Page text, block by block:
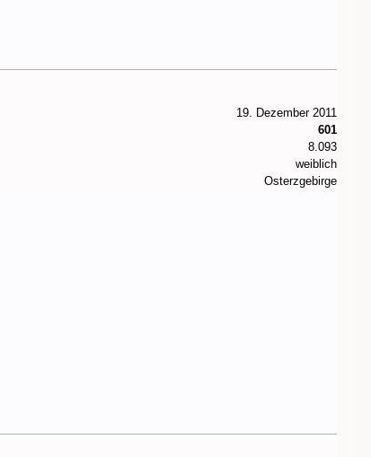
19. Dezember 2011
601
8.093
weiblich
Osterzgebirge